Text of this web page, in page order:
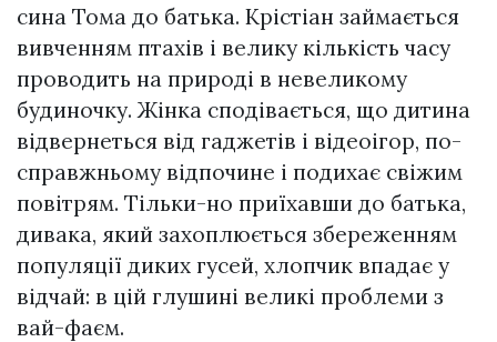
сина Тома до батька. Крістіан займається
вивченням птахів і велику кількість часу
проводить на природі в невеликому
будиночку. Жінка сподівається, що дитина
відвернеться від гаджетів і відеоігор, по-
справжньому відпочине і подихає свіжим
повітрям. Тільки-но приїхавши до батька,
дивака, який захоплюється збереженням
популяції диких гусей, хлопчик впадає у
відчай: в цій глушині великі проблеми з
вай-фаєм.